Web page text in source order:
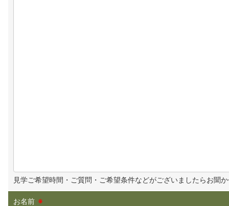
見学ご希望時間・ご質問・ご希望条件などがございましたらお聞
お名前 ※